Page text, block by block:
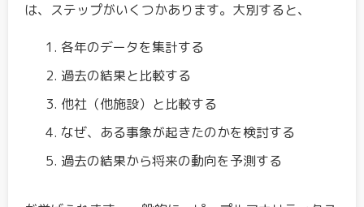
は、ステップがいくつかあります。大別すると、
各年のデータを集計する
過去の結果と比較する
他社（他施設）と比較する
なぜ、ある事象が起きたのかを検討する
過去の結果から将来の動向を予測する